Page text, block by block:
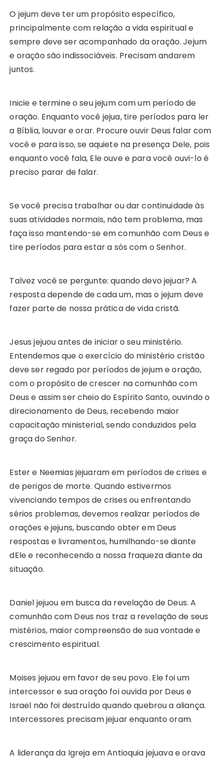
O jejum deve ter um propósito específico,
principalmente com relação a vida espiritual e
sempre deve ser acompanhado da oração. Jejum
e oração são indissociáveis. Precisam andarem
juntos.
Inicie e termine o seu jejum com um período de
oração. Enquanto você jejua, tire períodos para ler
a Bíblia, louvar e orar. Procure ouvir Deus falar com
você e para isso, se aquiete na presença Dele, pois
enquanto você fala, Ele ouve e para você ouvi-lo é
preciso parar de falar.
Se você precisa trabalhar ou dar continuidade às
suas atividades normais, não tem problema, mas
faça isso mantendo-se em comunhão com Deus e
tire períodos para estar a sós com o Senhor.
Talvez você se pergunte: quando devo jejuar? A
resposta depende de cada um, mas o jejum deve
fazer parte de nossa prática de vida cristã.
Jesus jejuou antes de iniciar o seu ministério.
Entendemos que o exercício do ministério cristão
deve ser regado por períodos de jejum e oração,
com o propósito de crescer na comunhão com
Deus e assim ser cheio do Espírito Santo, ouvindo o
direcionamento de Deus, recebendo maior
capacitação ministerial, sendo conduzidos pela
graça do Senhor.
Ester e Neemias jejuaram em períodos de crises e
de perigos de morte. Quando estivermos
vivenciando tempos de crises ou enfrentando
sérios problemas, devemos realizar períodos de
orações e jejuns, buscando obter em Deus
respostas e livramentos, humilhando-se diante
dEle e reconhecendo a nossa fraqueza diante da
situação.
Daniel jejuou em busca da revelação de Deus. A
comunhão com Deus nos traz a revelação de seus
mistérios, maior compreensão de sua vontade e
crescimento espiritual.
Moises jejuou em favor de seu povo. Ele foi um
intercessor e sua oração foi ouvida por Deus e
Israel não foi destruído quando quebrou a aliança.
Intercessores precisam jejuar enquanto oram.
A liderança da Igreja em Antioquia jejuava e orava